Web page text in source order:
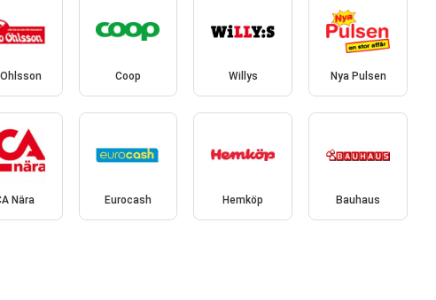
Coop Willys Nya Pulsen
Nära Eurocash Hemköp Bauhaus